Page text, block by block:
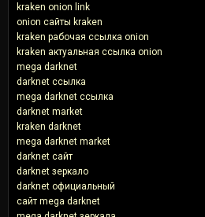
kraken onion link
onion сайты kraken
kraken рабочая ссылка onion
kraken актуальная ссылка onion
mega darknet
darknet ссылка
mega darknet ссылка
darknet market
kraken darknet
mega darknet market
darknet сайт
darknet зеркало
darknet официальный
сайт mega darknet